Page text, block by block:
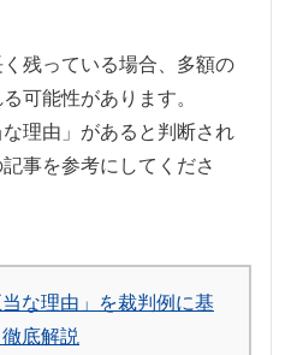
残っている場合、多額の
可能性があります。
理由」があると判断され
事を参考にしてくださ
な理由」を裁判例に基
底解説